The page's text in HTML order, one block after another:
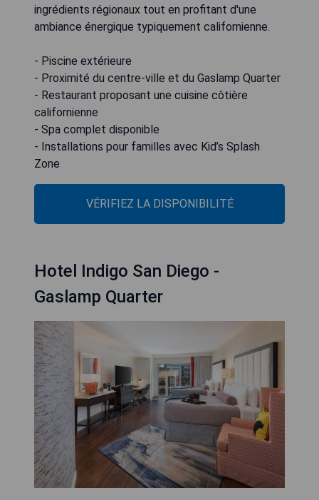
ingrédients régionaux tout en profitant d'une
ambiance énergique typiquement californienne.
- Piscine extérieure
- Proximité du centre-ville et du Gaslamp Quarter
- Restaurant proposant une cuisine côtière
californienne
- Spa complet disponible
- Installations pour familles avec Kid’s Splash
Zone
VÉRIFIEZ LA DISPONIBILITÉ
Hotel Indigo San Diego -
Gaslamp Quarter